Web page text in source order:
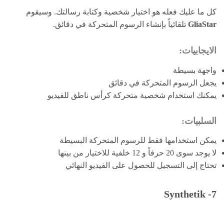
كل ما عليك فعله هو اختيار شخصية وكتابة رسالتك. وسيقوم
GliaStar تلقائياً بإنشاء الرسوم المتحركة في دقائق.
الايجابيات:
واجهة بسيطة
يجعل الرسوم المتحركة في دقائق
يمكنك استخدام شخصية متحركة كرأس ناطق للفيديو
السلبيات:
يمكن استخدامها فقط للرسوم المتحركة البسيطة
لا يوجد سوى 20 حرفاً و 12 خلفية للاختيار من بينها
تحتاج إلى التسجيل للحصول على الفيديو النهائي
7- Synthetik